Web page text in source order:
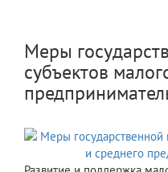
Меры
субъектов